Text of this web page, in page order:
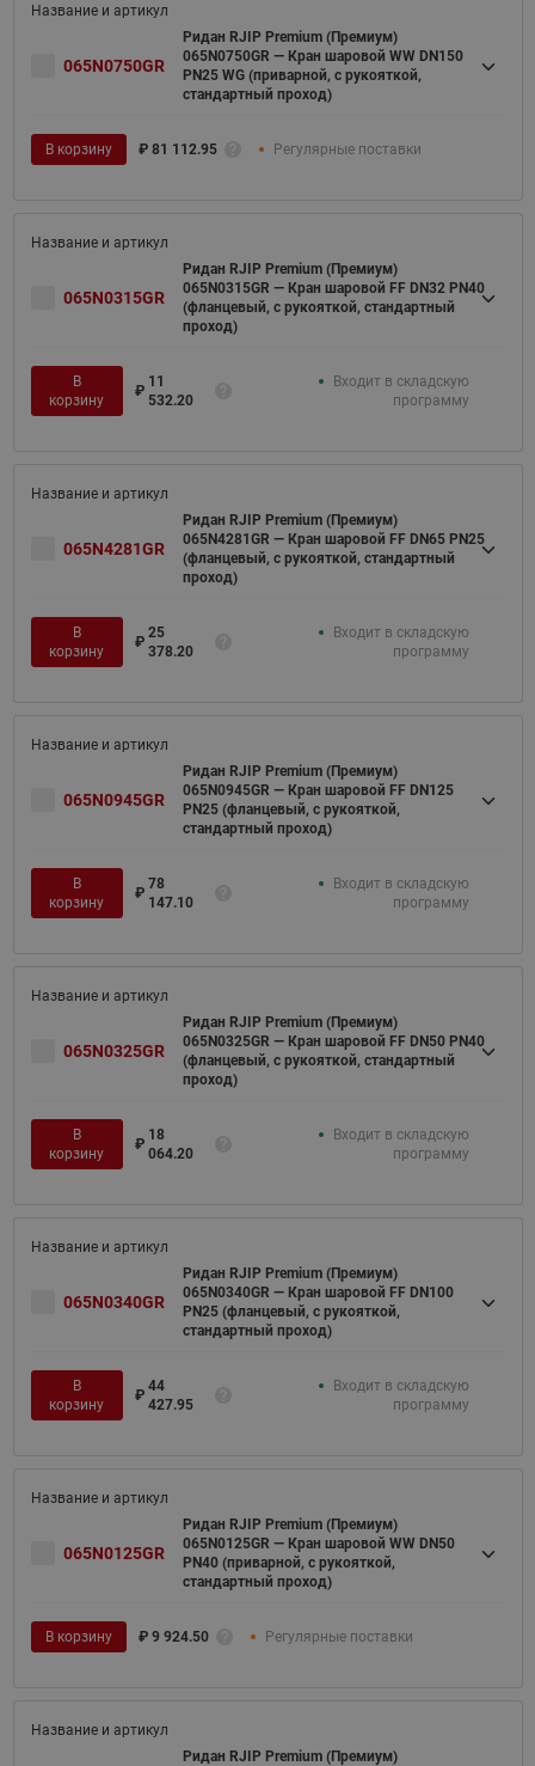
065N0750GR
Ридан RJIP Premium (Премиум)
065N0750GR — Кран шаровой WW DN150
PN25 WG (приварной, с рукояткой,
стандартный проход)
В корзину ₽ 81 112.95 Регулярные поставки
065N0315GR
Ридан RJIP Premium (Премиум)
065N0315GR — Кран шаровой FF DN32 PN40
(фланцевый, с рукояткой, стандартный
проход)
В
корзину
₽
11
532.20
Входит в складскую
программу
065N4281GR
Ридан RJIP Premium (Премиум)
065N4281GR — Кран шаровой FF DN65 PN25
(фланцевый, с рукояткой, стандартный
проход)
В
корзину
₽
25
378.20
Входит в складскую
программу
065N0945GR
Ридан RJIP Premium (Премиум)
065N0945GR — Кран шаровой FF DN125
PN25 (фланцевый, с рукояткой,
стандартный проход)
В
корзину
₽
78
147.10
Входит в складскую
программу
065N0325GR
Ридан RJIP Premium (Премиум)
065N0325GR — Кран шаровой FF DN50 PN40
(фланцевый, с рукояткой, стандартный
проход)
В
корзину
₽
18
064.20
Входит в складскую
программу
065N0340GR
Ридан RJIP Premium (Премиум)
065N0340GR — Кран шаровой FF DN100
PN25 (фланцевый, с рукояткой,
стандартный проход)
В
корзину
₽
44
427.95
Входит в складскую
программу
065N0125GR
Ридан RJIP Premium (Премиум)
065N0125GR — Кран шаровой WW DN50
PN40 (приварной, с рукояткой,
стандартный проход)
В корзину ₽ 9 924.50 Регулярные поставки
Ридан RJIP Premium (Премиум)